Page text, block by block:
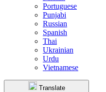
Portuguese
Punjabi
Russian
Spanish
Thai
Ukrainian
Urdu
Vietnamese
Translate